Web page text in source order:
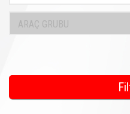
ARAÇ GRUBU